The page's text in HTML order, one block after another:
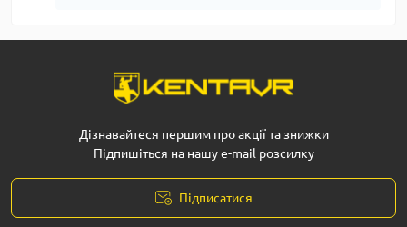
Дізнавайтеся першим про акції та знижки
Підпишіться на нашу e-mail розсилку
Підписатися